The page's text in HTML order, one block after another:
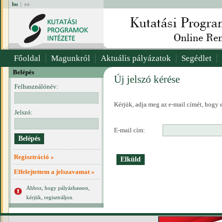
hu | ro
Főoldal Magunkról Aktuális pályázatok Segédlet
Belépés
Felhasználónév:
Jelszó:
Regisztráció »
Elfelejtettem a jelszavamat »
Ahhoz, hogy pályázhasson,
kérjük, regisztráljon.
Új jelszó kérése
Kérjük, adja meg az e-mail címét, hogy
E-mail cím: